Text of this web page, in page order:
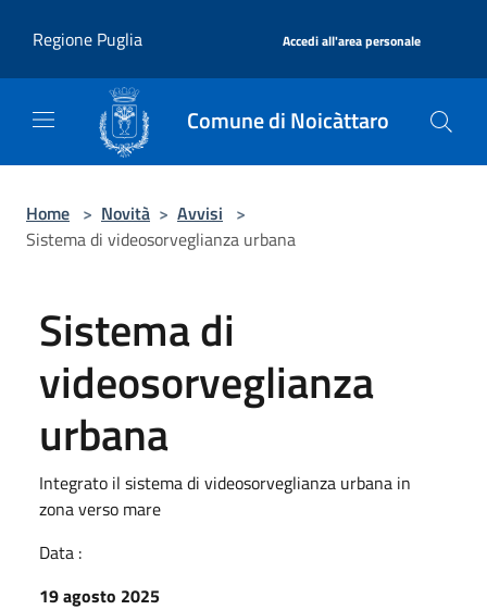
Regione Puglia
Accedi all'area personale
Comune di Noicàttaro
Home > Novità > Avvisi >
Sistema di videosorveglianza urbana
Sistema di
videosorveglianza
urbana
Integrato il sistema di videosorveglianza urbana in
zona verso mare
Data :
19 agosto 2025